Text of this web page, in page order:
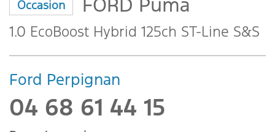
Occasion
1.0 EcoBoost Hybrid 125ch ST-Line S&S
Ford Perpignan
04 68 61 44 15